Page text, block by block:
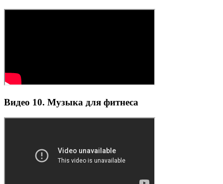
Видео 10. Музыка для фитнеса